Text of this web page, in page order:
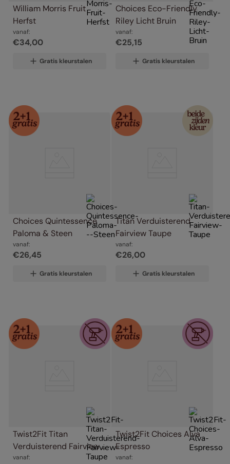
William Morris Fruit
Herfst
vanaf:
€34,00
Gratis kleurstalen
Choices Eco-Friendly
Riley Licht Bruin
vanaf:
€25,15
Gratis kleurstalen
Choices Quintessence
Paloma & Steen
vanaf:
€26,45
Gratis kleurstalen
Titan Verduisterend
Fairview Taupe
vanaf:
€26,00
Gratis kleurstalen
Twist2Fit Titan
Verduisterend Fairview
Taupe
vanaf:
Twist2Fit Choices Alva
Espresso
vanaf: